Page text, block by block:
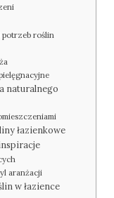
potrzeb roślin
naturalnego
łazienkowe
aranżacji
w łazience